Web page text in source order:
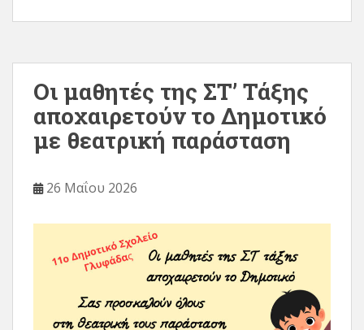
Οι μαθητές της ΣΤ’ Τάξης
αποχαιρετούν το Δημοτικό
με θεατρική παράσταση
26 Μαΐου 2026